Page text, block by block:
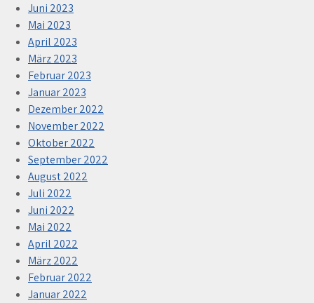
Juni 2023
Mai 2023
April 2023
März 2023
Februar 2023
Januar 2023
Dezember 2022
November 2022
Oktober 2022
September 2022
August 2022
Juli 2022
Juni 2022
Mai 2022
April 2022
März 2022
Februar 2022
Januar 2022